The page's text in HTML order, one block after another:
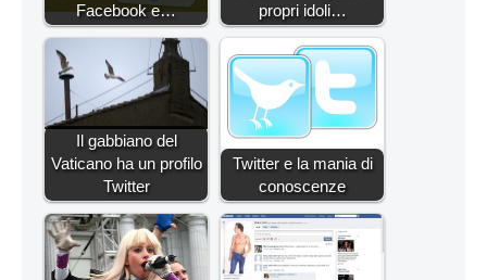
Facebook e…
propri idoli…
Il gabbiano del
Vaticano ha un profilo
Twitter
Twitter e la mania di
conoscenze